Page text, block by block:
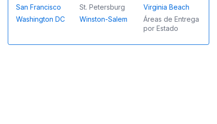
San Francisco
St. Petersburg
Virginia Beach
Washington DC
Winston-Salem
Áreas de Entrega
por Estado